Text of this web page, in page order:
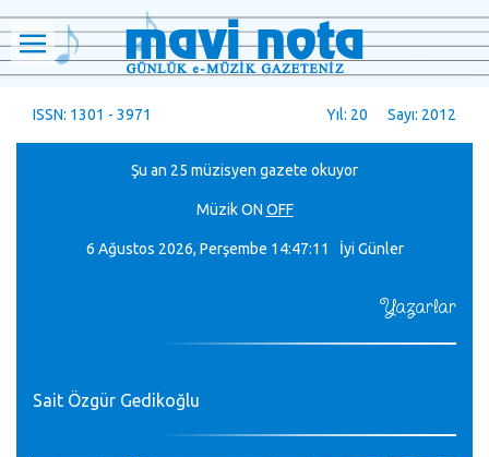
ISSN: 1301 - 3971 Yıl: 20 Sayı: 2012
Şu an 25 müzisyen gazete okuyor
MüzikON OFF
6 Ağustos 2026, Perşembe 14:47:12 İyi Günler
Yazarlar
Sait Özgür Gedikoğlu